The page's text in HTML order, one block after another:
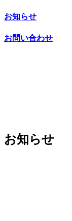
お知らせ
お問い合わせ
お知らせ